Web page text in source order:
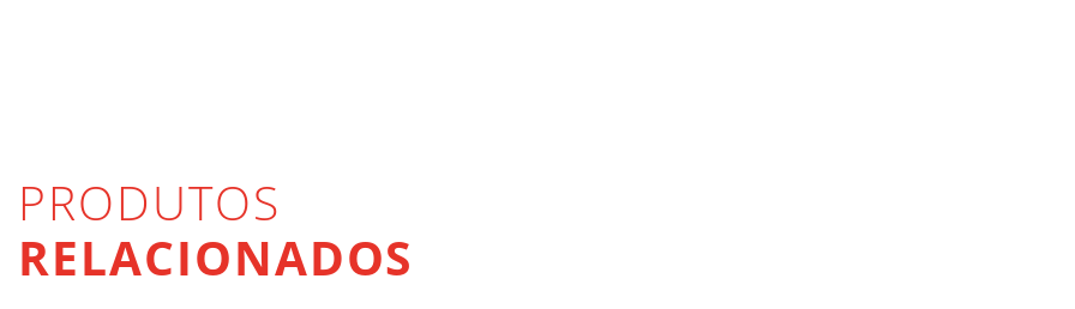
PRODUTOS
RELACIONADOS